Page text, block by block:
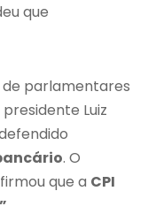
que
de parlamentares
Luiz
. O
que a CPI